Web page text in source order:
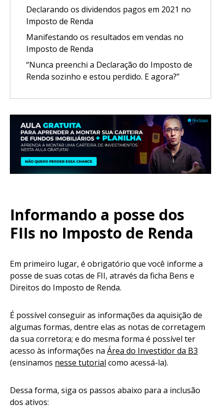
Declarando os dividendos pagos em 2021 no
Imposto de Renda
Manifestando os resultados em vendas no
Imposto de Renda
“Nunca preenchi a Declaração do Imposto de
Renda sozinho e estou perdido. E agora?”
Informando a posse dos
FIIs no Imposto de Renda
Em primeiro lugar, é obrigatório que você informe a
posse de suas cotas de FII, através da ficha Bens e
Direitos do Imposto de Renda.
É possível conseguir as informações da aquisição de
algumas formas, dentre elas as notas de corretagem
da sua corretora; e do mesma forma é possível ter
acesso às informações na Área do Investidor da B3
(ensinamos nesse tutorial como acessá-la).
Dessa forma, siga os passos abaixo para a inclusão
dos ativos: